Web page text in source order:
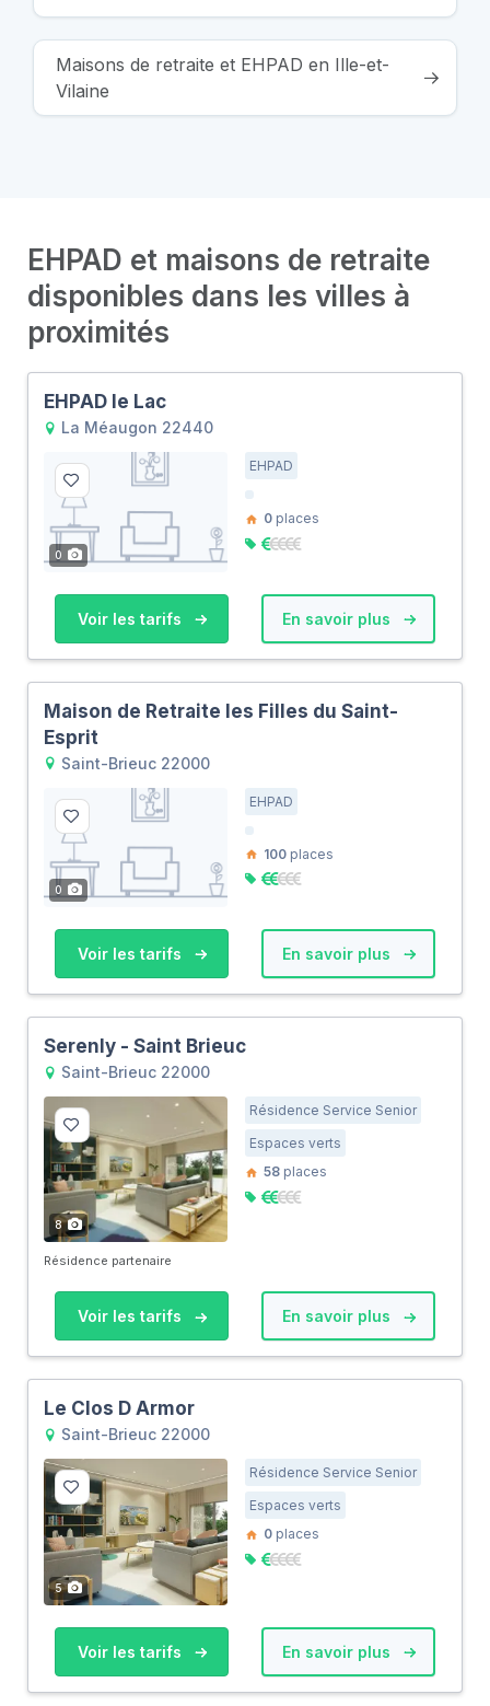
Maisons de retraite et EHPAD en Ille-et-
Vilaine
EHPAD et maisons de retraite
disponibles dans les villes à
proximités
EHPAD le Lac
La Méaugon 22440
0
EHPAD
0 places
Voir les tarifs En savoir plus
Maison de Retraite les Filles du Saint-
Esprit
Saint-Brieuc 22000
0
EHPAD
100 places
Voir les tarifs En savoir plus
Serenly - Saint Brieuc
Saint-Brieuc 22000
8
Résidence Service Senior
Espaces verts
58 places
Résidence partenaire
Voir les tarifs En savoir plus
Le Clos D Armor
Saint-Brieuc 22000
5
Résidence Service Senior
Espaces verts
0 places
Voir les tarifs En savoir plus